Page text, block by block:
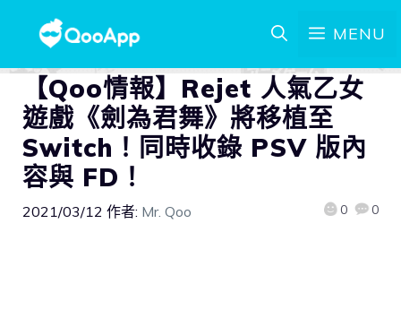
MENU
【Qoo情報】Rejet 人氣乙女
遊戲《劍為君舞》將移植至
Switch！同時收錄 PSV 版內
容與 FD！
2021/03/12 作者: Mr. Qoo 0 0